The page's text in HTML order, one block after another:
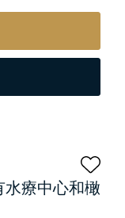
水療中心和橄